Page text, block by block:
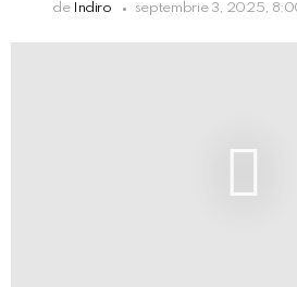
de Indiro septembrie 3, 2025,